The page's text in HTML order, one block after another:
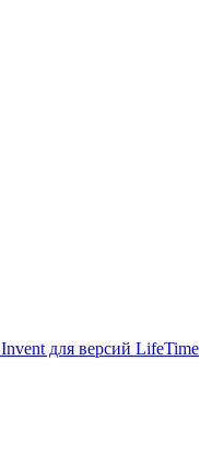
для версий LifeTime